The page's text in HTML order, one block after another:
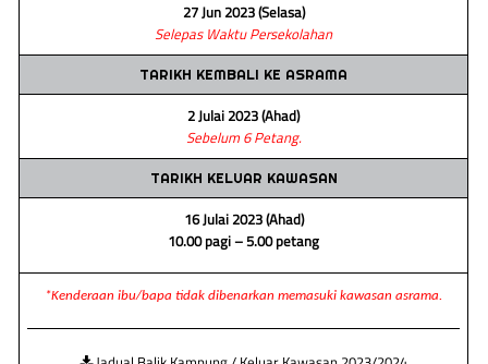
27 Jun 2023 (Selasa)
Selepas Waktu Persekolahan
TARIKH KEMBALI KE ASRAMA
2 Julai 2023 (Ahad)
Sebelum 6 Petang.
TARIKH KELUAR KAWASAN
16 Julai 2023 (Ahad)
10.00 pagi – 5.00 petang
*Kenderaan ibu/bapa tidak dibenarkan memasuki kawasan asrama.